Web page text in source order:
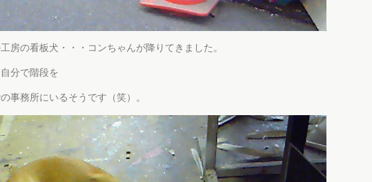
房の看板犬・・・コンちゃんが降りてきました。
分で階段を
事務所にいるそうです（笑）。